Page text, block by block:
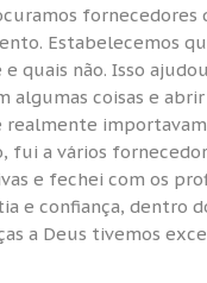
fornecedores
Estabelecemos
quais não. Isso
algumas coisas e abrir
realmente importavam
fui a vários
e fechei com os
e confiança, dentro
a Deus tivemos